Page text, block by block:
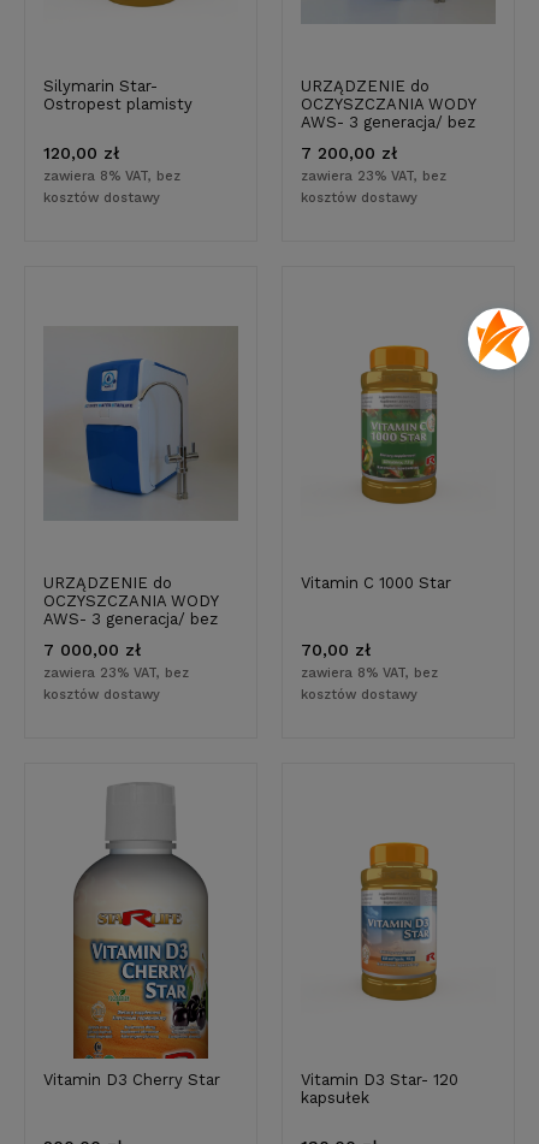
Silymarin Star-
Ostropest plamisty
120,00 zł
zawiera 8% VAT, bez
kosztów dostawy
URZĄDZENIE do
OCZYSZCZANIA WODY
AWS- 3 generacja/ bez
/Z BATERIĄ/ Filtr do
wody
7 200,00 zł
zawiera 23% VAT, bez
kosztów dostawy
URZĄDZENIE do
OCZYSZCZANIA WODY
AWS- 3 generacja/ bez
Filtr do wody
7 000,00 zł
zawiera 23% VAT, bez
kosztów dostawy
Vitamin C 1000 Star
70,00 zł
zawiera 8% VAT, bez
kosztów dostawy
Vitamin D3 Cherry Star
Vitamin D3 Star- 120
kapsułek